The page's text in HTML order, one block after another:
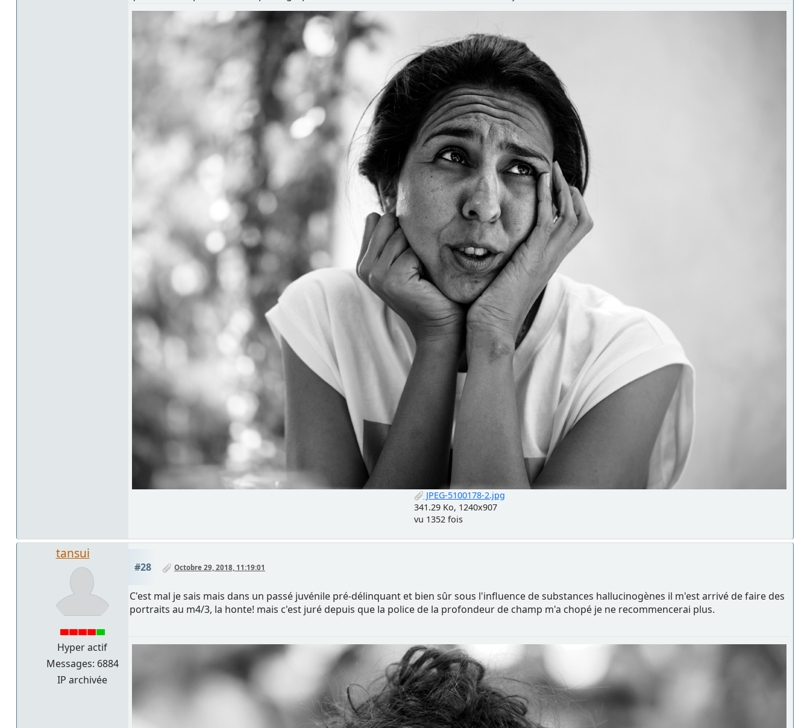
JPEG-5100178-2.jpg
341.29 Ko, 1240x907
vu 1352 fois
tansui
Hyper actif
Messages: 6884
IP archivée
#28 Octobre 29, 2018, 11:19:01
C'est mal je sais mais dans un passé juvénile pré-délinquant et bien sûr sous l'influence de substances hallucinogènes il m'est arrivé de faire des
portraits au m4/3, la honte! mais c'est juré depuis que la police de la profondeur de champ m'a chopé je ne recommencerai plus.